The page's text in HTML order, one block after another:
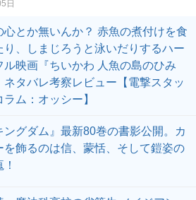
日
心とか無いんか？ 赤魚の煮付けを食
り、しまじろうと泳いだりするハー
ル映画『ちいかわ 人魚の島のひみ
ネタバレ考察レビュー【電撃スタッ
ラム：オッシー】
ングダム』最新80巻の書影公開。カ
を飾るのは信、蒙恬、そして鎧姿の